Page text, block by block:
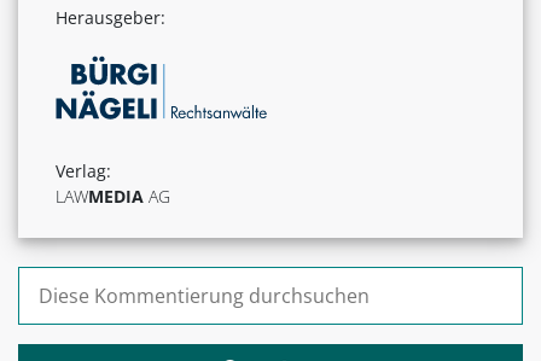
Herausgeber:
Verlag:
LAWMEDIA AG
Suchen nach: